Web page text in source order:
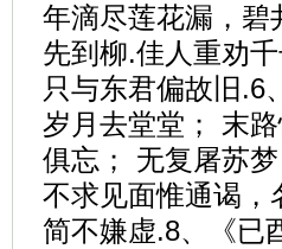
年滴尽莲花漏，碧
先到柳.佳人重劝
只与东君偏故旧.6
岁月去堂堂； 末
俱忘； 无复屠苏
不求见面惟通谒，
简不嫌虚.8、《已